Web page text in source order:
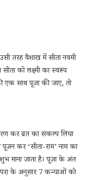
तरह वैशाख में सीता नवमी
को लक्ष्मी का स्वरूप
एक साथ पूजा की जाए, तो
कर व्रत का संकल्प लिया
कर ‘सीता-राम’ नाम का
माना जाता है। पूजा के अंत
के अनुसार 7 कन्याओं को